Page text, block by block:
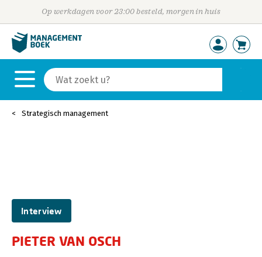
Op werkdagen voor 23:00 besteld, morgen in huis
Strategisch management
Interview
PIETER VAN OSCH